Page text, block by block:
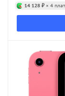
14 128 ₽ × 4